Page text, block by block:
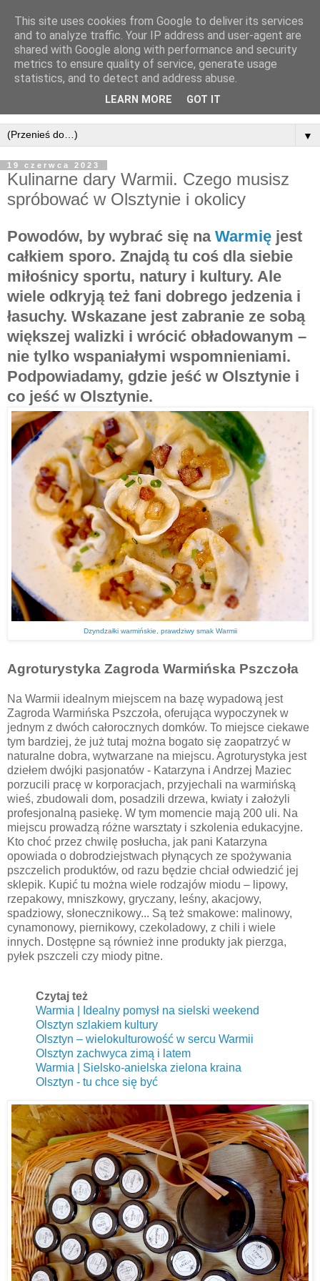
▼
19 czerwca 2023
Kulinarne dary Warmii. Czego musisz
spróbować w Olsztynie i okolicy
Powodów, by wybrać się na Warmię jest
całkiem sporo. Znajdą tu coś dla siebie
miłośnicy sportu, natury i kultury. Ale
wiele odkryją też fani dobrego jedzenia i
łasuchy. Wskazane jest zabranie ze sobą
większej walizki i wrócić obładowanym –
nie tylko wspaniałymi wspomnieniami.
Podpowiadamy, gdzie jeść w Olsztynie i
co jeść w Olsztynie.
Dzyndzałki warmińskie, prawdziwy smak Warmii
Agroturystyka Zagroda Warmińska Pszczoła
Na Warmii idealnym miejscem na bazę wypadową jest
Zagroda Warmińska Pszczoła, oferująca wypoczynek w
jednym z dwóch całorocznych domków. To miejsce ciekawe
tym bardziej, że już tutaj można bogato się zaopatrzyć w
naturalne dobra, wytwarzane na miejscu. Agroturystyka jest
dziełem dwójki pasjonatów - Katarzyna i Andrzej Maziec
porzucili pracę w korporacjach, przyjechali na warmińską
wieś, zbudowali dom, posadzili drzewa, kwiaty i założyli
profesjonalną pasiekę. W tym momencie mają 200 uli. Na
miejscu prowadzą różne warsztaty i szkolenia edukacyjne.
Kto choć przez chwilę posłucha, jak pani Katarzyna
opowiada o dobrodziejstwach płynących ze spożywania
pszczelich produktów, od razu będzie chciał odwiedzić jej
sklepik. Kupić tu można wiele rodzajów miodu – lipowy,
rzepakowy, mniszkowy, gryczany, leśny, akacjowy,
spadziowy, słonecznikowy... Są też smakowe: malinowy,
cynamonowy, piernikowy, czekoladowy, z chili i wiele
innych. Dostępne są również inne produkty jak pierzga,
pyłek pszczeli czy miody pitne.
Czytaj też
Warmia | Idealny pomysł na sielski weekend
Olsztyn szlakiem kultury
Olsztyn – wielokulturowość w sercu Warmii
Olsztyn zachwyca zimą i latem
Warmia | Sielsko-anielska zielona kraina
Olsztyn - tu chce się być
This site uses cookies from Google to deliver its services
and to analyze traffic. Your IP address and user-agent are
shared with Google along with performance and security
metrics to ensure quality of service, generate usage
statistics, and to detect and address abuse.
LEARN MORE GOT IT